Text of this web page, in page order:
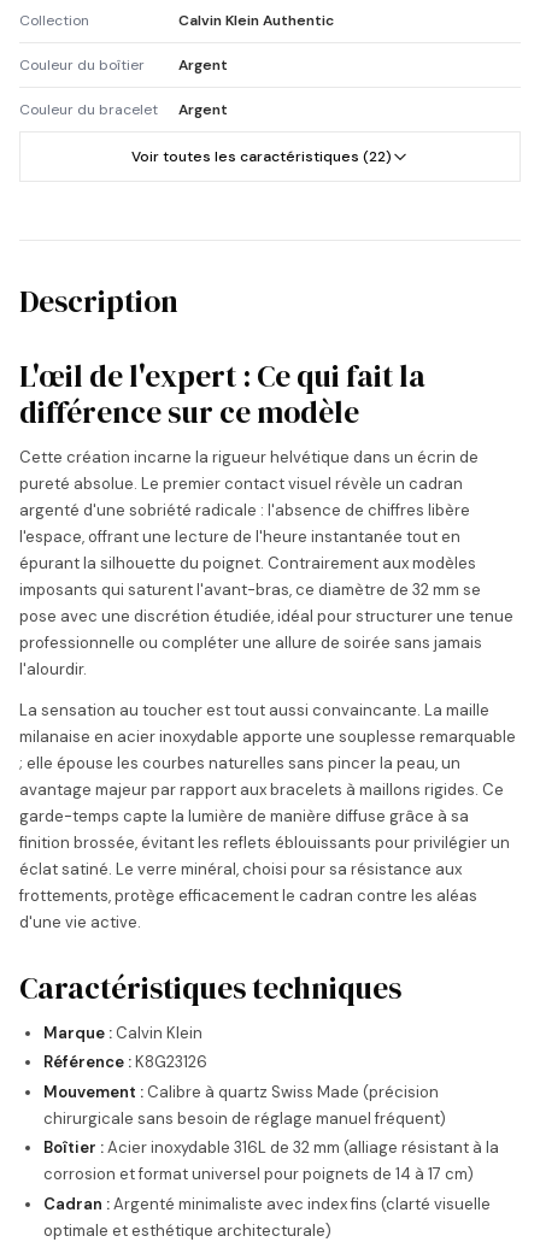
Collection Calvin Klein Authentic
Couleur du boîtier Argent
Couleur du bracelet Argent
Voir toutes les caractéristiques (22)
Description
L'œil de l'expert : Ce qui fait la
différence sur ce modèle
Cette création incarne la rigueur helvétique dans un écrin de
pureté absolue. Le premier contact visuel révèle un cadran
argenté d'une sobriété radicale : l'absence de chiffres libère
l'espace, offrant une lecture de l'heure instantanée tout en
épurant la silhouette du poignet. Contrairement aux modèles
imposants qui saturent l'avant-bras, ce diamètre de 32 mm se
pose avec une discrétion étudiée, idéal pour structurer une tenue
professionnelle ou compléter une allure de soirée sans jamais
l'alourdir.
La sensation au toucher est tout aussi convaincante. La maille
milanaise en acier inoxydable apporte une souplesse remarquable
; elle épouse les courbes naturelles sans pincer la peau, un
avantage majeur par rapport aux bracelets à maillons rigides. Ce
garde-temps capte la lumière de manière diffuse grâce à sa
finition brossée, évitant les reflets éblouissants pour privilégier un
éclat satiné. Le verre minéral, choisi pour sa résistance aux
frottements, protège efficacement le cadran contre les aléas
d'une vie active.
Caractéristiques techniques
Marque : Calvin Klein
Référence :K8G23126
Mouvement : Calibre à quartz Swiss Made (précision
chirurgicale sans besoin de réglage manuel fréquent)
Boîtier :Acier inoxydable 316L de 32 mm (alliage résistant à la
corrosion et format universel pour poignets de 14 à 17 cm)
Cadran :Argenté minimaliste avec index fins (clarté visuelle
optimale et esthétique architecturale)